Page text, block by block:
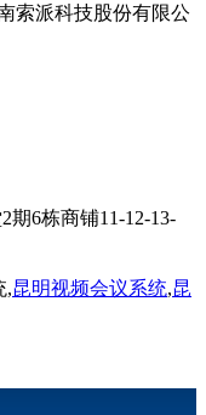
索派科技股份有限公
6栋商铺11-12-13-
,昆明视频会议系统,昆